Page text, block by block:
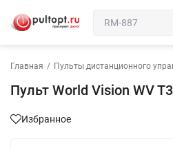
Главная / Пульты дистанционного
Пульт World Vision WV
Избранное